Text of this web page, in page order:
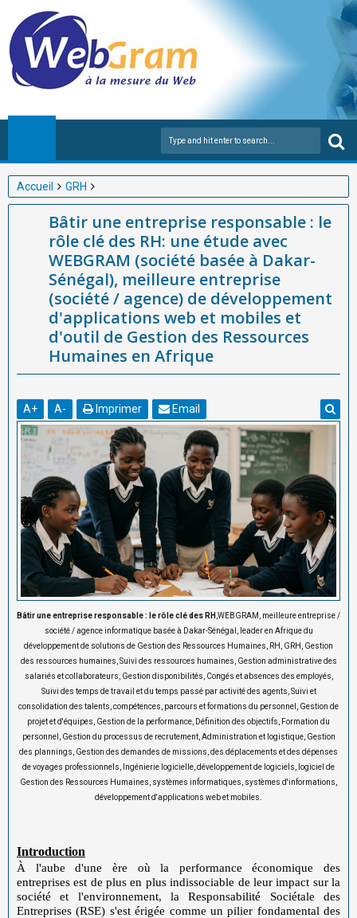
Accueil
GRH
Bâtir une entreprise responsable : le rôle clé des RH: une étude
avec WEBGRAM (société basée à Dakar-Sénégal), meilleure
entreprise (société / agence) de développement d'applications
web et mobiles et d'outil de Gestion des Ressources Humaines
Bâtir une entreprise responsable : le
rôle clé des RH: une étude avec
WEBGRAM (société basée à Dakar-
Sénégal), meilleure entreprise
(société / agence) de développement
d'applications web et mobiles et
d'outil de Gestion des Ressources
Humaines en Afrique
A+ A- Imprimer Email
Bâtir une entreprise responsable : le rôle clé des RH ,WEBGRAM, meilleure entreprise /
société / agence informatique basée à Dakar-Sénégal, leader en Afrique du
développement de solutions de Gestion des Ressources Humaines, RH, GRH, Gestion
des ressources humaines, Suivi des ressources humaines, Gestion administrative des
salariés et collaborateurs, Gestion disponibilités, Congés et absences des employés,
Suivi des temps de travail et du temps passé par activité des agents, Suivi et
consolidation des talents, compétences, parcours et formations du personnel, Gestion de
projet et d'équipes, Gestion de la performance, Définition des objectifs, Formation du
personnel, Gestion du processus de recrutement, Administration et logistique, Gestion
des plannings, Gestion des demandes de missions, des déplacements et des dépenses
de voyages professionnels, Ingénierie logicielle, développement de logiciels, logiciel de
Gestion des Ressources Humaines, systèmes informatiques, systèmes d'informations,
développement d'applications web et mobiles
Introduction
À l'aube d'une ère où la performance économique des
entreprises est de plus en plus indissociable de leur impact sur la
société et l'environnement, la Responsabilité Sociétale des
Entreprises (RSE) s'est érigée comme un pilier fondamental des